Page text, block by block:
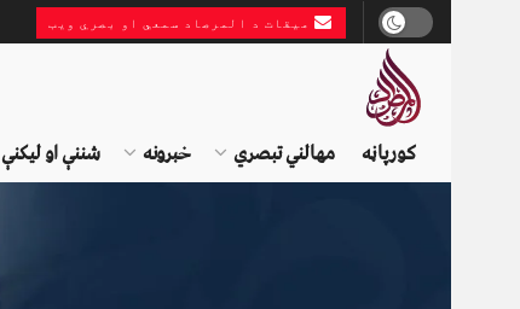
میقات د المرصاد سمعي او بصري ویب
کورپاڼه مهالني تبصري خبرونه شننې او لیکنې